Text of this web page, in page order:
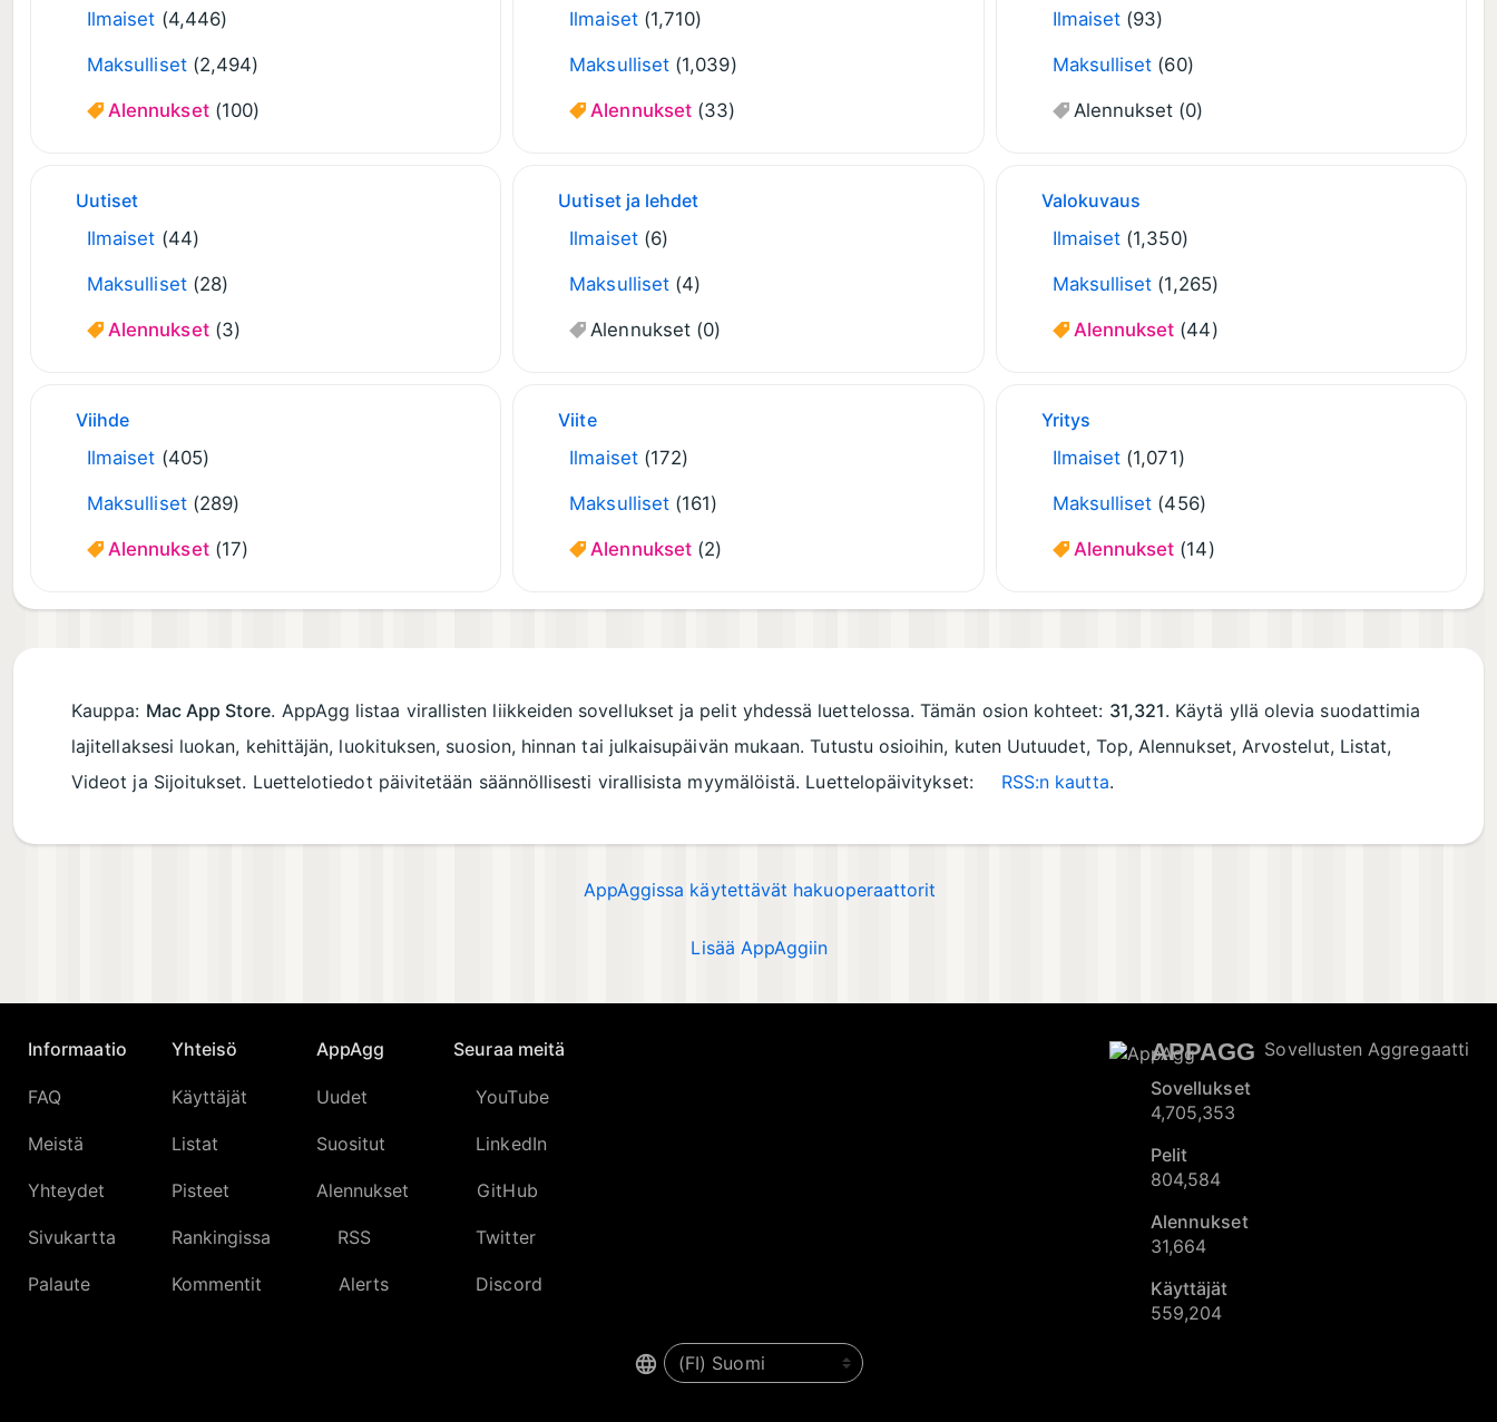
Ilmaiset (4,446)
Maksulliset (2,494)
Alennukset (100)
Ilmaiset (1,710)
Maksulliset (1,039)
Alennukset (33)
Ilmaiset (93)
Maksulliset (60)
Alennukset (0)
Uutiset
Ilmaiset (44)
Maksulliset (28)
Alennukset (3)
Uutiset ja lehdet
Ilmaiset (6)
Maksulliset (4)
Alennukset (0)
Valokuvaus
Ilmaiset (1,350)
Maksulliset (1,265)
Alennukset (44)
Viihde
Ilmaiset (405)
Maksulliset (289)
Alennukset (17)
Viite
Ilmaiset (172)
Maksulliset (161)
Alennukset (2)
Yritys
Ilmaiset (1,071)
Maksulliset (456)
Alennukset (14)
Kauppa: Mac App Store. AppAgg listaa virallisten liikkeiden sovellukset ja pelit yhdessä luettelossa. Tämän osion kohteet: 31,321. Käytä yllä olevia suodattimia
lajitellaksesi luokan, kehittäjän, luokituksen, suosion, hinnan tai julkaisupäivän mukaan. Tutustu osioihin, kuten Uutuudet, Top, Alennukset, Arvostelut, Listat,
Videot ja Sijoitukset. Luettelotiedot päivitetään säännöllisesti virallisista myymälöistä. Luettelopäivitykset:
RSS:n kautta.
AppAggissa käytettävät hakuoperaattorit
Lisää AppAggiin
Informaatio
FAQ
Meistä
Yhteydet
Sivukartta
Palaute
Yhteisö
Käyttäjät
Listat
Pisteet
Rankingissa
Kommentit
AppAgg
Uudet
Suositut
Alennukset
RSS
Alerts
Seuraa meitä
YouTube
LinkedIn
GitHub
Twitter
Discord
APPAGG Sovellusten Aggregaatti
Sovellukset
4,705,353
Pelit
804,584
Alennukset
31,664
Käyttäjät
559,204